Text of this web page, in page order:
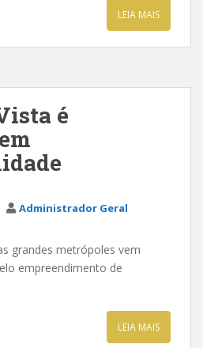
LEIA MAIS
é
Administrador Geral
grandes metrópoles vem
empreendimento de
LEIA MAIS